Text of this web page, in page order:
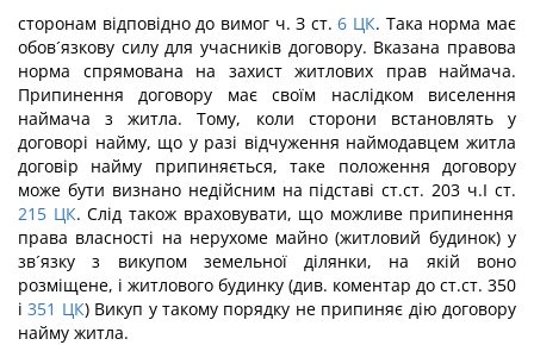
сторонам відповідно до вимог ч. З ст. 6 ЦК. Така норма має
обов´язкову силу для учасників договору. Вказана правова
норма спрямована на захист житлових прав наймача.
Припинення договору має своїм наслідком виселення
наймача з житла. Тому, коли сторони встановлять у
договорі найму, що у разі відчуження наймодавцем житла
договір найму припиняється, таке положення договору
може бути визнано недійсним на підставі ст.ст. 203 ч.І ст.
215 ЦК. Слід також враховувати, що можливе припинення
права власності на нерухоме майно (житловий будинок) у
зв´язку з викупом земельної ділянки, на якій воно
розміщене, і житлового будинку (див. коментар до ст.ст. 350
і 351 ЦК) Викуп у такому порядку не припиняє дію договору
найму житла.